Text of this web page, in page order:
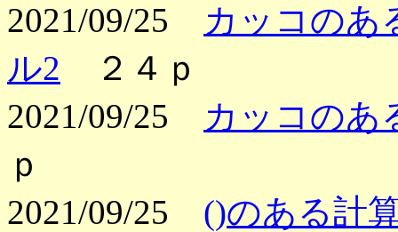
2021/09/25
カッコの
ル2 ２４ｐ
2021/09/25
カッコの
ｐ
2021/09/25 ()のある計